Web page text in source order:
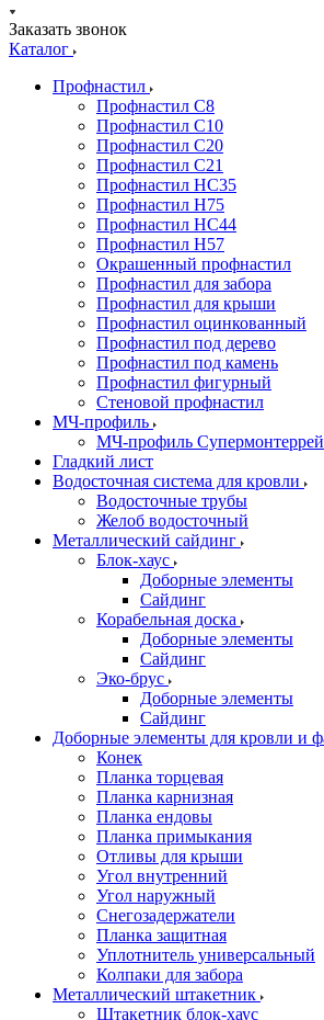
Заказать звонок
Каталог
Профнастил
Профнастил С8
Профнастил С10
Профнастил С20
Профнастил С21
Профнастил НС35
Профнастил Н75
Профнастил HC44
Профнастил Н57
Окрашенный профнастил
Профнастил для забора
Профнастил для крыши
Профнастил оцинкованный
Профнастил под дерево
Профнастил под камень
Профнастил фигурный
Стеновой профнастил
МЧ-профиль
МЧ-профиль Супермонтеррей
Гладкий лист
Водосточная система для кровли
Водосточные трубы
Желоб водосточный
Металлический сайдинг
Блок-хаус
Доборные элементы
Сайдинг
Корабельная доска
Доборные элементы
Сайдинг
Эко-брус
Доборные элементы
Сайдинг
Доборные элементы для кровли и
Конек
Планка торцевая
Планка карнизная
Планка ендовы
Планка примыкания
Отливы для крыши
Угол внутренний
Угол наружный
Снегозадержатели
Планка защитная
Уплотнитель универсальный
Колпаки для забора
Металлический штакетник
Штакетник блок-хаус